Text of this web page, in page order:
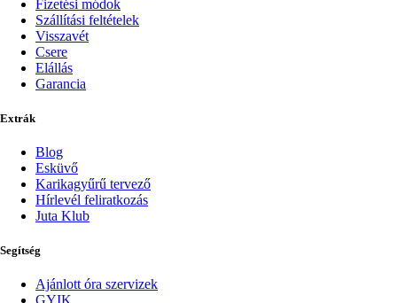
Fizetési módok
Szállítási feltételek
Visszavét
Csere
Elállás
Garancia
Extrák
Blog
Esküvő
Karikagyűrű tervező
Hírlevél feliratkozás
Juta Klub
Segítség
Ajánlott óra szervizek